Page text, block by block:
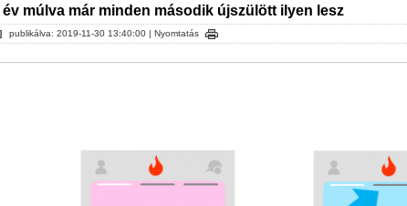
év múlva már minden második újszülött ilyen lesz
publikálva: 2019-11-30 13:40:00 | Nyomtatás